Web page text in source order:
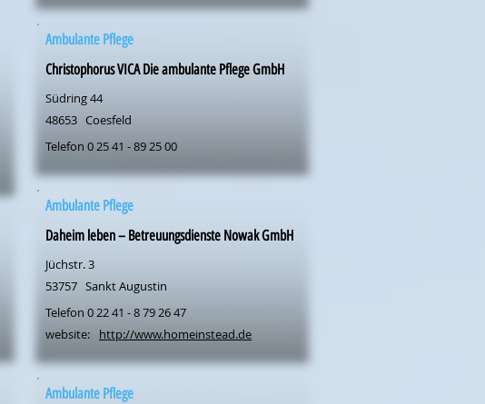
Ambulante Pflege
Christophorus VICA Die ambulante Pflege GmbH
Südring 44
48653 Coesfeld
Telefon 0 25 41 - 89 25 00
Ambulante Pflege
Daheim leben – Betreuungsdienste Nowak GmbH
Jüchstr. 3
53757 Sankt Augustin
Telefon 0 22 41 - 8 79 26 47
website:
http://www.homeinstead.de
Ambulante Pflege